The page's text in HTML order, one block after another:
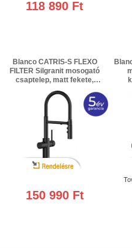
118 890 Ft
Blanco CATRIS-S FLEXO
FILTER Silgranit mosogató
csaptelep, matt fekete,
rugalmas gumitömlő,
víztisztítóra csatlakoztatható,
kényelmesen rögzíthető
zuhanyfej 3 év jótállás + 2 év
extra gyártói garancia
150 990 Ft
év